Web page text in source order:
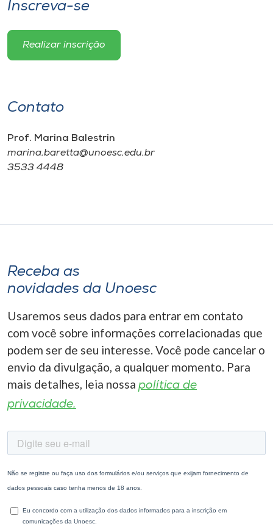
Inscreva-se
Realizar inscrição
Contato
Prof. Marina Balestrin
marina.baretta@unoesc.edu.br
3533 4448
Receba as
novidades da Unoesc
Usaremos seus dados para entrar em contato
com você sobre informações correlacionadas que
podem ser de seu interesse. Você pode cancelar o
envio da divulgação, a qualquer momento. Para
mais detalhes, leia nossa política de
privacidade.